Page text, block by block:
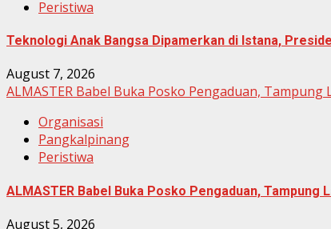
Peristiwa
Teknologi Anak Bangsa Dipamerkan di Istana,
August 7, 2026
ALMASTER Babel Buka Posko Pengaduan,
Organisasi
Pangkalpinang
Peristiwa
ALMASTER Babel Buka Posko Pengaduan,
August 5, 2026